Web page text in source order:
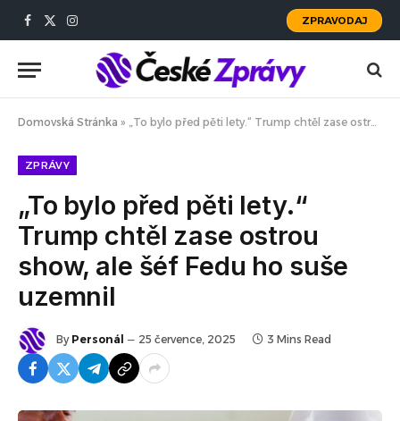
Facebook
X
Instagram
ZPRAVODAJ
Domovská Stránka » „To bylo před pěti lety.“ Trump chtěl zase ostrou show, ale šéf Fedu ho suše uzemnil
ZPRÁVY
„To bylo před pěti lety.“
Trump chtěl zase ostrou
show, ale šéf Fedu ho suše
uzemnil
By Personál 25 července, 2025 3 Mins Read